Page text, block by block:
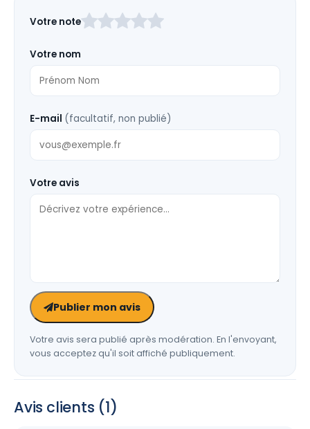
ce
vide
Votre note
Votre nom
E-mail (facultatif, non publié)
Votre avis
Publier mon avis
Votre avis sera publié après modération. En l'envoyant,
vous acceptez qu'il soit affiché publiquement.
Avis clients (1)